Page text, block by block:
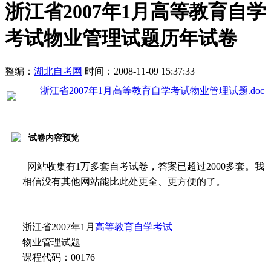
浙江省2007年1月高等教育自学
考试物业管理试题历年试卷
整编： 湖北自考网 时间：2008-11-09 15:37:33
浙江省2007年1月高等教育自学考试物业管理试题.doc
试卷内容预览
网站收集有1万多套自考试卷，答案已超过2000多套。我
相信没有其他网站能比此处更全、更方便的了。
浙江省2007年1月 高等教育自学考试
物业管理试题
课程代码：00176